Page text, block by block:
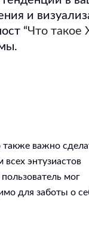
и
“Что такое
важно
энтузиастов
мог
для заботы о